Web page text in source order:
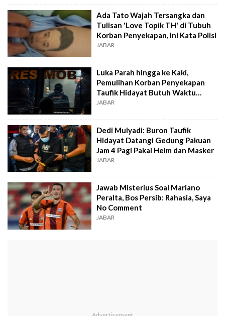
Ada Tato Wajah Tersangka dan
Tulisan 'Love Topik TH' di Tubuh
Korban Penyekapan, Ini Kata Polisi
JABAR
Luka Parah hingga ke Kaki,
Pemulihan Korban Penyekapan
Taufik Hidayat Butuh Waktu
Setahun
JABAR
Dedi Mulyadi: Buron Taufik
Hidayat Datangi Gedung Pakuan
Jam 4 Pagi Pakai Helm dan Masker
JABAR
Jawab Misterius Soal Mariano
Peralta, Bos Persib: Rahasia, Saya
No Comment
JABAR